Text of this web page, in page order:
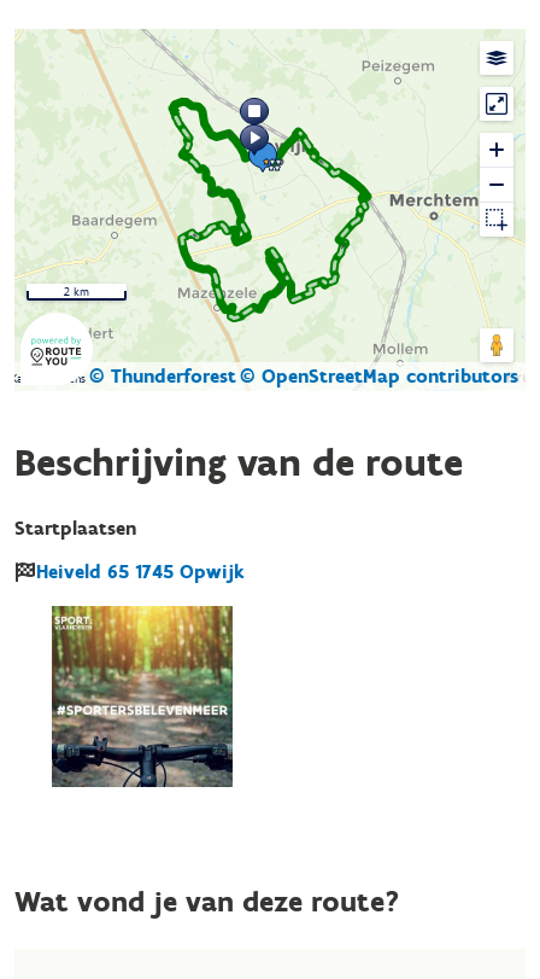
Kaartgegevens © Thunderforest© OpenStreetMap contributors
2 km
Beschrijving van de route
Startplaatsen
Heiveld 65 1745 Opwijk
Wat vond je van deze route?